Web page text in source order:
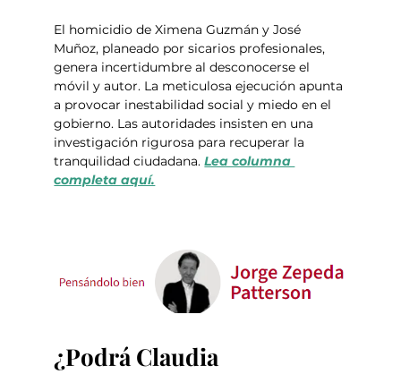
El homicidio de Ximena Guzmán y José
Muñoz, planeado por sicarios profesionales,
genera incertidumbre al desconocerse el
móvil y autor. La meticulosa ejecución apunta
a provocar inestabilidad social y miedo en el
gobierno. Las autoridades insisten en una
investigación rigurosa para recuperar la
tranquilidad ciudadana. Lea columna
completa aquí.
¿Podrá Claudia